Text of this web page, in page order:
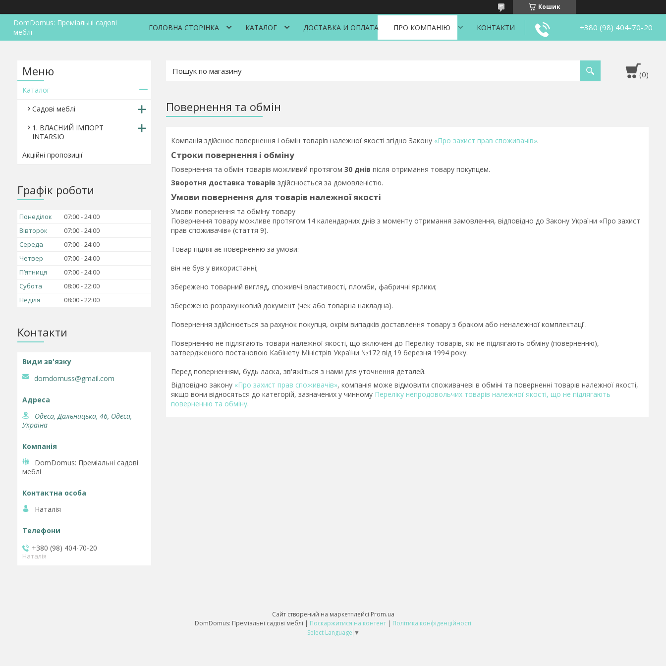
Кошик
DomDomus: Преміальні садові
меблі
ГОЛОВНА СТОРІНКА КАТАЛОГ ДОСТАВКА И ОПЛАТА ПРО КОМПАНІЮ КОНТАКТИ +380 (98) 404-70-20
Повернення та обмін
Компанія здійснює повернення і обмін товарів належної якості згідно Закону «Про захист прав споживачів».
Строки повернення і обміну
Повернення та обмін товарів можливий протягом 30 днів після отримання товару покупцем.
Зворотня доставка товарів здійснюється за домовленістю.
Умови повернення для товарів належної якості
Умови повернення та обміну товару
Повернення товару можливе протягом 14 календарних днів з моменту отримання замовлення, відповідно до Закону України «Про захист
прав споживачів» (стаття 9).
Товар підлягає поверненню за умови:
він не був у використанні;
збережено товарний вигляд, споживчі властивості, пломби, фабричні ярлики;
збережено розрахунковий документ (чек або товарна накладна).
Повернення здійснюється за рахунок покупця, окрім випадків доставлення товару з браком або неналежної комплектації.
Поверненню не підлягають товари належної якості, що включені до Переліку товарів, які не підлягають обміну (поверненню),
затвердженого постановою Кабінету Міністрів України №172 від 19 березня 1994 року.
Відповідно закону «Про захист прав споживачів», компанія може відмовити споживачеві в обміні та поверненні товарів належної якості,
якщо вони відносяться до категорій, зазначених у чинному Переліку непродовольчих товарів належної якості, що не підлягають
поверненню та обміну.
Каталог
Садові меблі
1. ВЛАСНИЙ ІМПОРТ
INTARSIO
Акційні пропозиції
Графік роботи
Понеділок 07:00 24:00
Вівторок
07:00 24:00
Середа
07:00 24:00
Четвер
07:00 24:00
Пʼятниця
07:00 24:00
Субота
08:00 22:00
Неділя
08:00 22:00
Контакти
domdomuss@gmail.com
Одеса, Дальницька, 46, Одеса,
Україна
DomDomus: Преміальні садові
меблі
Наталія
+380 (98) 404-70-20
Наталія
Сайт створений на маркетплейсі Prom.ua
DomDomus: Преміальні садові меблі | Поскаржитися на контент | Політика конфіденційності
Select Language ▼